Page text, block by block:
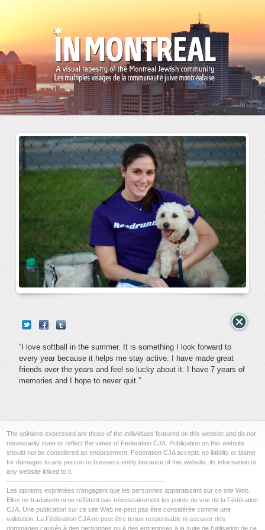
“I love softball in the summer. It is something I look forward to
every year because it helps me stay active. I have made great
friends over the years and feel so lucky about it. I have 7 years of
memories and I hope to never quit.”
The opinions expressed are those of the individuals featured on this website and do not
necessarily state or reflect the views of Federation CJA. Publication on this website
should not be considered an endorsement. Federation CJA accepts no liability or blame
for damages to any person or business entity because of this website, its information or
any website linked to it.
-------------------------------------------------------------------
Les opinions exprimées n’engagent que les personnes apparaissant sur ce site Web.
Elles ne traduisent ni ne reflètent pas nécessairement les points de vue de la Fédération
CJA. Une publication sur ce site Web ne peut pas être considérée comme une
validation. La Fédération CJA ne peut être tenue responsable ni accuser des
dommages causés à des personnes ou à des entreprises à la suite de l’utilisation de ce